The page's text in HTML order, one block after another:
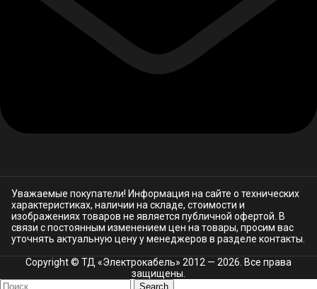
Уважаемые покупатели! Информация на сайте о технических
характеристиках, наличии на складе, стоимости и
изображениях товаров не является публичной офертой. В
связи с постоянным изменением цен на товары, просим вас
уточнять актуальную цену у менеджеров в разделе контакты.
Copyright © ТД «Электрокабель»​ 2012 — 2026. Все права
защищены.
Search